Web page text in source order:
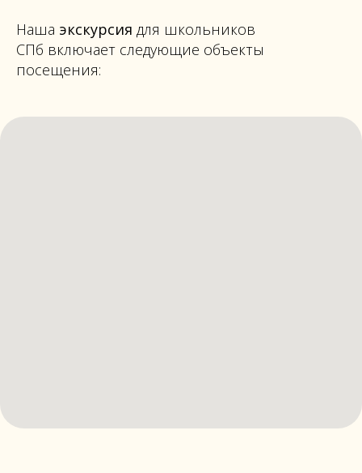
Наша экскурсия для школьников
СПб включает следующие объекты
посещения: